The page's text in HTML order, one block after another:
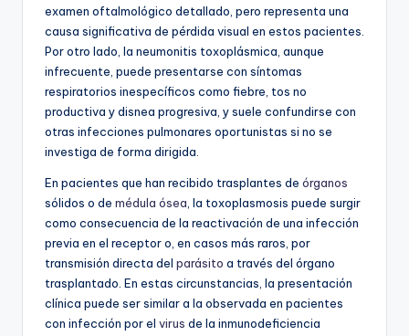
examen oftalmológico detallado, pero representa una
causa significativa de pérdida visual en estos pacientes.
Por otro lado, la neumonitis toxoplásmica, aunque
infrecuente, puede presentarse con síntomas
respiratorios inespecíficos como fiebre, tos no
productiva y disnea progresiva, y suele confundirse con
otras infecciones pulmonares oportunistas si no se
investiga de forma dirigida.
En pacientes que han recibido trasplantes de órganos
sólidos o de médula ósea, la toxoplasmosis puede surgir
como consecuencia de la reactivación de una infección
previa en el receptor o, en casos más raros, por
transmisión directa del parásito a través del órgano
trasplantado. En estas circunstancias, la presentación
clínica puede ser similar a la observada en pacientes
con infección por el virus de la inmunodeficiencia